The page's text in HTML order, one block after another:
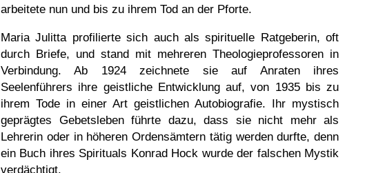
arbeitete nun und bis zu ihrem Tod an der Pforte.
Maria Julitta profilierte sich auch als spirituelle Ratgeberin, oft
durch Briefe, und stand mit mehreren Theologieprofessoren in
Verbindung. Ab 1924 zeichnete sie auf Anraten ihres
Seelenführers ihre geistliche Entwicklung auf, von 1935 bis zu
ihrem Tode in einer Art geistlichen Autobiografie. Ihr mystisch
geprägtes Gebetsleben führte dazu, dass sie nicht mehr als
Lehrerin oder in höheren Ordensämtern tätig werden durfte, denn
ein Buch ihres Spirituals Konrad Hock wurde der falschen Mystik
verdächtigt.